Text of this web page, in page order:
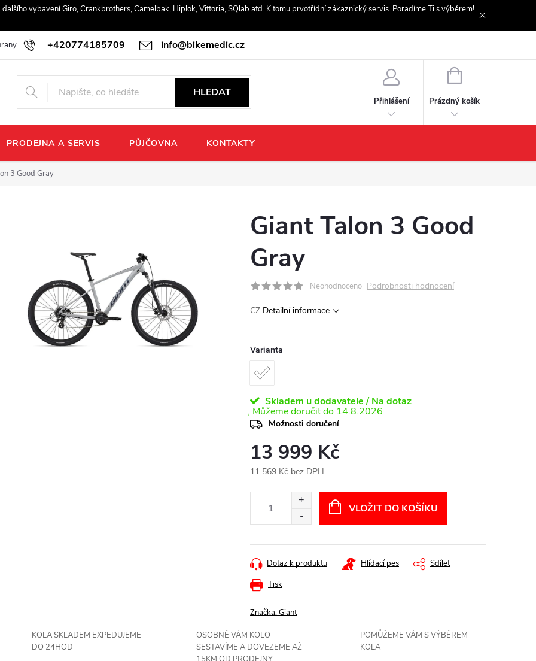
vybavení Giro, Crankbrothers, Camelbak, Hiplok, Vittoria, SQlab atd. K tomu prvotřídní zákaznický servis. Poradíme Ti s výběrem!
+420774185709 info@bikemedic.cz
osobních údajů
HLEDAT
Přihlášení
NÁKUPNÍ
Prázdný košík
PRODEJNA A SERVIS PŮJČOVNA KONTAKTY
3 Good Gray
Giant Talon 3 Good
Gray
Neohodnoceno Podrobnosti hodnocení
CZ Detailní informace
Varianta
Skladem u dodavatele / Na dotaz
14.8.2026
Možnosti doručení
13 999 Kč
11 569 Kč bez DPH
VLOŽIT DO KOŠÍKU
Tisk
Dotaz k produktu Hlídací pes Sdílet
Značka:Giant
KOLA SKLADEM EXPEDUJEME
DO 24HOD
OSOBNĚ VÁM KOLO
SESTAVÍME A DOVEZEME AŽ
POMŮŽEME VÁM S VÝBĚREM
KOLA